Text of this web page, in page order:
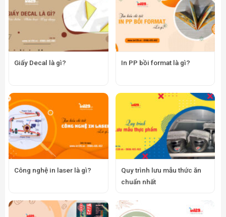
Giấy Decal là gì? In PP bồi format là gì?
Công nghệ in laser là gì?
Quy trình lưu mẫu thức ăn
chuẩn nhất